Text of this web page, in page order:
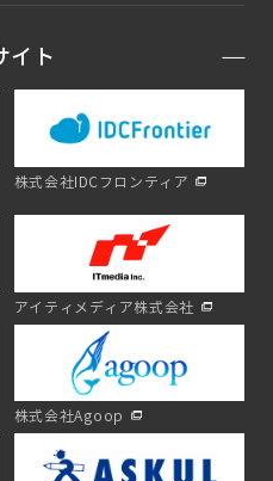
イト
株式会社IDCフロンティア
アイティメディア株式会社
株式会社Agoop